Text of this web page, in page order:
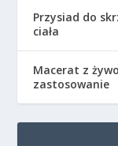
Przysiad do
ciała
Macerat z
zastosowanie